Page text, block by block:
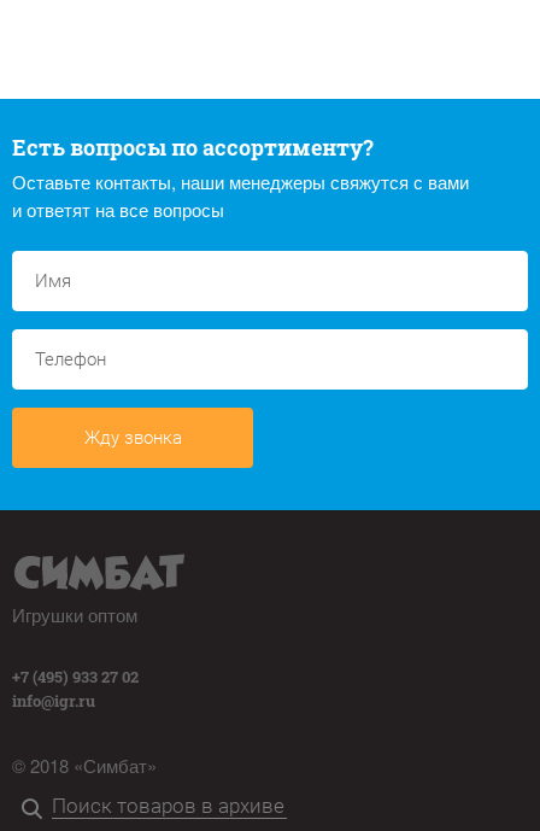
Есть вопросы по ассортименту?
Оставьте контакты, наши менеджеры свяжутся с вами
и ответят на все вопросы
Жду звонка
Игрушки оптом
+7 (495) 933 27 02
info@igr.ru
© 2018 «Симбат»